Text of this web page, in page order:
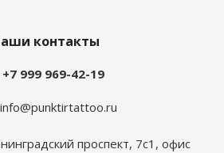
контакты
+7 999 969-42-19
info@punktirtattoo.ru
проспект, 7с1, офис